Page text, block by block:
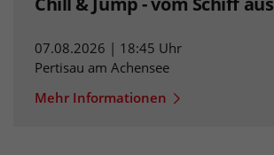
07.08.2026 | 18:45 Uhr
Pertisau am Achensee
Mehr Informationen